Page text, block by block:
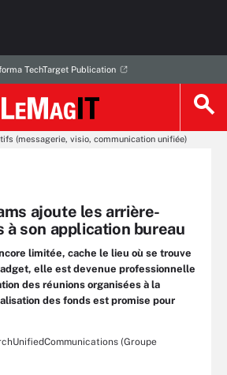
TechTarget Publication
(messagerie, visio, communication unifiée)
ajoute les arrière-
à son application bureau
limitée, cache le lieu où se trouve
elle est devenue professionnelle
des réunions organisées à la
des fonds est promise pour
(Groupe